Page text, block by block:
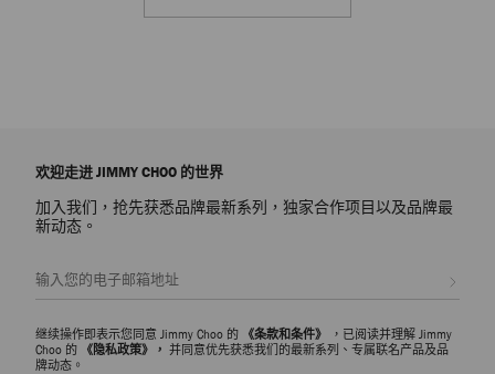
欢迎走进 JIMMY CHOO 的世界
加入我们，抢先获悉品牌最新系列，独家合作项目以及品牌最
新动态。
继续操作即表示您同意 Jimmy Choo 的 《条款和条件》
，已阅读并理解 Jimmy
Choo 的 《隐私政策》， 并同意优先获悉我们的最新系列、专属联名产品及品
牌动态。